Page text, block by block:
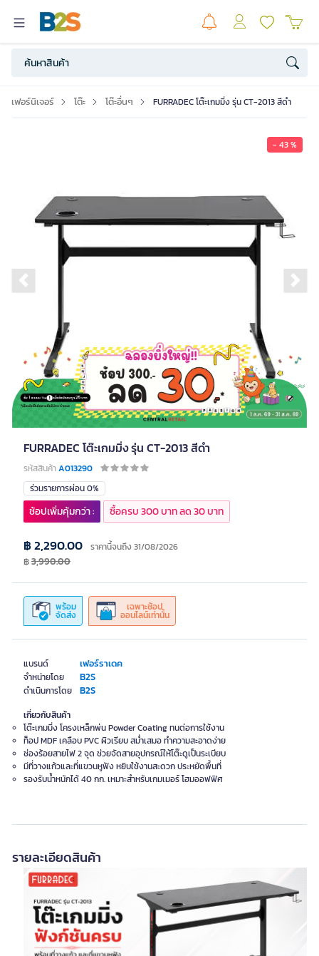
เฟอร์นิเจอร์ โต๊ะ โต๊ะอื่นๆ FURRADEC โต๊ะเกมมิ่ง รุ่น CT-2013 สีดำ
- 43 %
Previous slide
FURRADEC โต๊ะเกมมิ่ง รุ่น CT-2013 สีดำ
รหัสสินค้าA013290
แบรนด์ เฟอร์ราเดค
จำหน่ายโดย B2S
ดำเนินการโดย B2S
ร่วมรายการผ่อน 0%
พร้อม
จัดส่ง
เฉพาะช้อป
ออนไลน์เท่านั้น
฿ 2,290.00 ราคานี้จนถึง 31/08/2026
฿3,990.00
ช้อปเพิ่มคุ้มกว่า : ซื้อครบ 300 บาท ลด 30 บาท
เกี่ยวกับสินค้า
โต๊ะเกมมิ่ง โครงเหล็กพ่น Powder Coating ทนต่อการใช้งาน
ท็อป MDF เคลือบ PVC ผิวเรียบ สม่ำเสมอ ทำความสะอาดง่าย
ช่องร้อยสายไฟ 2 จุด ช่วยจัดสายอุปกรณ์ให้โต๊ะดูเป็นระเบียบ
มีที่วางแก้วและที่แขวนหูฟัง หยิบใช้งานสะดวก ประหยัดพื้นที่
รองรับน้ำหนักได้ 40 กก. เหมาะสำหรับเกมเมอร์ โฮมออฟฟิศ
รายละเอียดสินค้า